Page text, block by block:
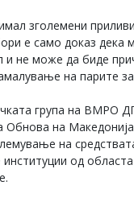
зголемени
е само доказ дека
и не може да биде
на парите
група на ВМРО
Обнова на
на
од областа